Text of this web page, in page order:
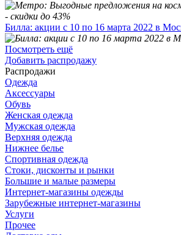
Билла: акции с 10 по 16 марта 2022 в
Посмотреть ещё
Добавить распродажу
Распродажи
Одежда
Аксессуары
Обувь
Женская одежда
Мужская одежда
Верхняя одежда
Нижнее белье
Спортивная одежда
Стоки, дисконты и рынки
Большие и малые размеры
Интернет-магазины одежды
Зарубежные интернет-магазины
Услуги
Прочее